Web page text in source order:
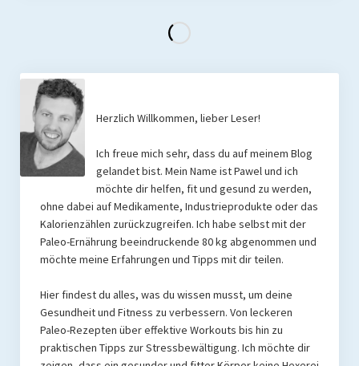
Herzlich Willkommen, lieber Leser!
Ich freue mich sehr, dass du auf meinem Blog
gelandet bist. Mein Name ist Pawel und ich
möchte dir helfen, fit und gesund zu werden,
ohne dabei auf Medikamente, Industrieprodukte oder das
Kalorienzählen zurückzugreifen. Ich habe selbst mit der
Paleo-Ernährung beeindruckende 80 kg abgenommen und
möchte meine Erfahrungen und Tipps mit dir teilen.
Hier findest du alles, was du wissen musst, um deine
Gesundheit und Fitness zu verbessern. Von leckeren
Paleo-Rezepten über effektive Workouts bis hin zu
praktischen Tipps zur Stressbewältigung. Ich möchte dir